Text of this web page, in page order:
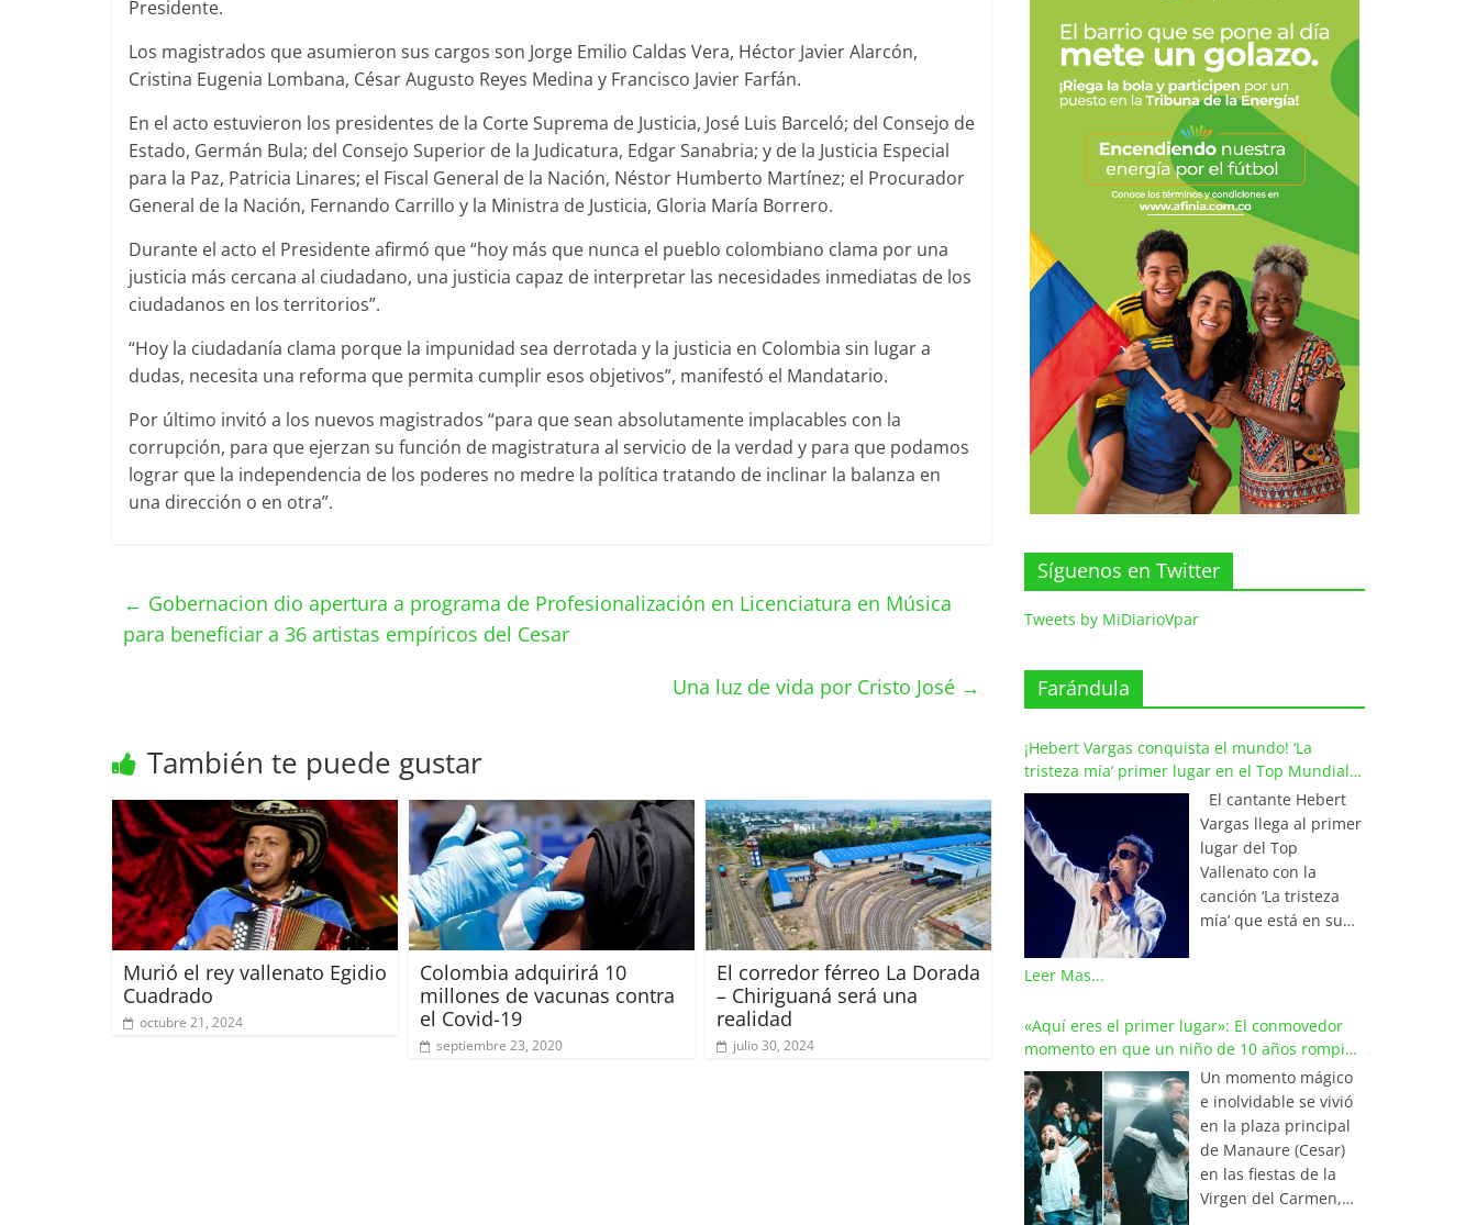
Presidente.
Los magistrados que asumieron sus cargos son Jorge Emilio Caldas Vera, Héctor Javier Alarcón,
Cristina Eugenia Lombana, César Augusto Reyes Medina y Francisco Javier Farfán.
En el acto estuvieron los presidentes de la Corte Suprema de Justicia, José Luis Barceló; del Consejo de
Estado, Germán Bula; del Consejo Superior de la Judicatura, Edgar Sanabria; y de la Justicia Especial
para la Paz, Patricia Linares; el Fiscal General de la Nación, Néstor Humberto Martínez; el Procurador
General de la Nación, Fernando Carrillo y la Ministra de Justicia, Gloria María Borrero.
Durante el acto el Presidente afirmó que “hoy más que nunca el pueblo colombiano clama por una
justicia más cercana al ciudadano, una justicia capaz de interpretar las necesidades inmediatas de los
ciudadanos en los territorios”.
“Hoy la ciudadanía clama porque la impunidad sea derrotada y la justicia en Colombia sin lugar a
dudas, necesita una reforma que permita cumplir esos objetivos”, manifestó el Mandatario.
Por último invitó a los nuevos magistrados “para que sean absolutamente implacables con la
corrupción, para que ejerzan su función de magistratura al servicio de la verdad y para que podamos
lograr que la independencia de los poderes no medre la política tratando de inclinar la balanza en
una dirección o en otra”.
← Gobernacion dio apertura a programa de Profesionalización en Licenciatura en Música
para beneficiar a 36 artistas empíricos del Cesar
Una luz de vida por Cristo José →
También te puede gustar
Murió el rey vallenato Egidio
Cuadrado
octubre 21, 2024
Colombia adquirirá 10
millones de vacunas contra
el Covid-19
septiembre 23, 2020
El corredor férreo La Dorada
– Chiriguaná será una
realidad
julio 30, 2024
Síguenos en Twitter
Tweets by MiDiarioVpar
Farándula
¡Hebert Vargas conquista el mundo! ‘La
tristeza mía’ primer lugar en el Top Mundial
del Vallenato
El cantante Hebert
Vargas llega al primer
lugar del Top
Vallenato con la
canción ‘La tristeza
mía’ que está en su
de los listados
musicales en
Colombia y países de
América y Europa.
Esta emotiva
composición del
maestro Wilfran
Castillo se posicionó
en el primer lugar de
Leer Mas...
«Aquí eres el primer lugar»: El conmovedor
momento en que un niño de 10 años rompió
en llanto al cantar con Iván Villazón
Un momento mágico
e inolvidable se vivió
en la plaza principal
de Manaure (Cesar)
en las fiestas de la
Virgen del Carmen,